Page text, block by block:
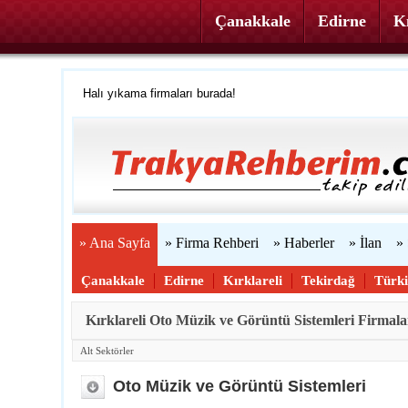
Çanakkale Edirne
Halı yıkama firmaları burada!
» Ana Sayfa » Firma Rehberi » Haberler » İlan »
Çanakkale Edirne Kırklareli Tekirdağ
Kırklareli Oto Müzik ve Görüntü Sistemleri
Alt Sektörler
Oto Müzik ve Görüntü Sistemleri